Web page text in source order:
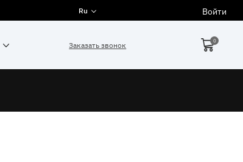
Ru Войти
Заказать звонок 0